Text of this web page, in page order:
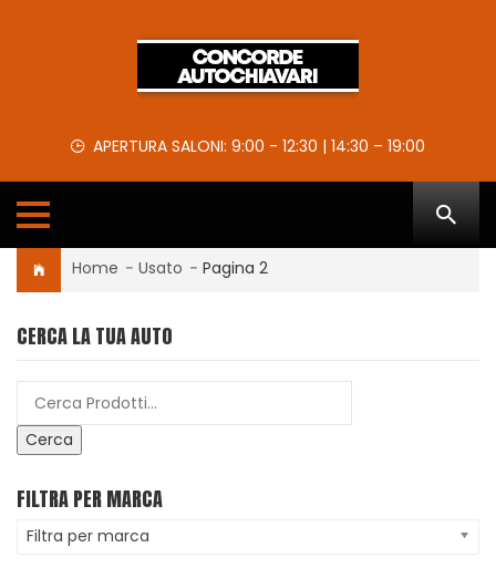
APERTURA SALONI: 9:00 - 12:30 | 14:30 – 19:00
Home - Usato - Pagina 2
CERCA LA TUA AUTO
Cerca
FILTRA PER MARCA
Filtra per marca